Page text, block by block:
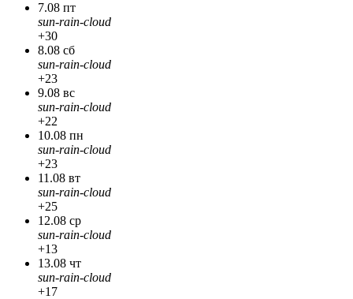
7.08 пт
sun-rain-cloud
+30
8.08 сб
sun-rain-cloud
+23
9.08 вс
sun-rain-cloud
+22
10.08 пн
sun-rain-cloud
+23
11.08 вт
sun-rain-cloud
+25
12.08 ср
sun-rain-cloud
+13
13.08 чт
sun-rain-cloud
+17